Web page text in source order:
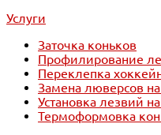
Услуги
Заточка коньков
Профилирование
Переклепка
Замена люверсов
Установка лезвий
Термоформовка